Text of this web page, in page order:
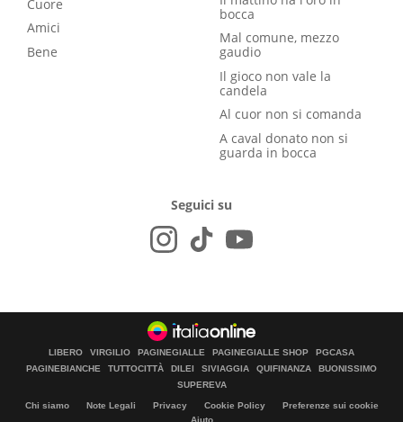
Cuore
Amici
Bene
bocca
Mal comune, mezzo
gaudio
Il gioco non vale la
candela
Al cuor non si comanda
A caval donato non si
guarda in bocca
Seguici su
LIBERO VIRGILIO PAGINEGIALLE PAGINEGIALLE SHOP
PGCASA
PAGINEBIANCHE
TUTTOCITTÀ DILEI SIVIAGGIA QUIFINANZA
BUONISSIMO
SUPEREVA
Chi siamo Note Legali Privacy Cookie Policy
Preferenze sui cookie